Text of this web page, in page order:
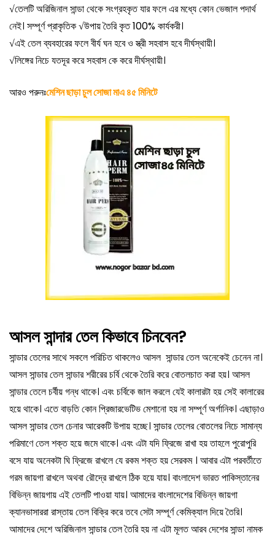
√তেলটি অরিজিনাল সান্ডা থেকে সংগ্রহকৃত যার ফলে এর মধ্যে কোন ভেজাল পদার্থ
নেই। সম্পূর্ণ প্রাকৃতিক√উপায় তৈরি কৃত 100% কার্যকরী।
√এই তেল ব্যবহারের ফলে বীর্য ঘন হবে ও স্ত্রী সহবাস হবে দীর্ঘস্থায়ী।
√লিঙ্গের নিচে যতদূর করে সহবাস কে করে দীর্ঘস্থায়ী।
আরও পরুনঃমেশিন ছাড়া চুল সোজা মাএ ৪৫ মিনিটে
আসল সান্দার তেল কিভাবে চিনবেন?
সান্ডার তেলের সাথে সকলে পরিচিত থাকলেও আসল সান্ডার তেল অনেকেই চেনেন না।
আসল সান্ডার তেল সান্ডার শরীরের চর্বি থেকে তৈরি করে বোতলচাত করা হয়। আসল
সান্ডার তেলে চর্বীয় গন্ধ থাকে। এবং চর্বিকে জাল করলে যেই কালারটা হয় সেই কালারের
হয়ে থাকে। এতে বাড়তি কোন প্রিজারভেটিভ মেশানো হয় না সম্পূর্ণ অর্গানিক। এছাড়াও
আসল সান্ডার তেল চেনার আরেকটি উপায় হচ্ছে। সান্ডার তেলের বোতলের নিচে সামান্য
পরিমাণে তেল শক্ত হয়ে জমে থাকে। এবং এটা যদি ফ্রিজে রাখা হয় তাহলে পুরোপুরি
বসে যায় অনেকটা ঘি ফ্রিজে রাখলে যে রকম শক্ত হয় সেরকম । আবার এটা পরবর্তীতে
গরম জায়গা রাখলে অথবা রৌদ্রে রাখলে ঠিক হয়ে যায়। বাংলাদেশ ভারত পাকিস্তানের
বিভিন্ন জায়গায় এই তেলটি পাওয়া যায়। আমাদের বাংলাদেশের বিভিন্ন জায়গা
ক্যানভাসাররা রাস্তায় তেল বিক্রি করে তবে সেটা সম্পূর্ণ কেমিক্যাল দিয়ে তৈরি।
আমাদের দেশে অরিজিনাল সান্ডার তেল তৈরি হয় না এটা মূলত আরব দেশের সান্ডা নামক